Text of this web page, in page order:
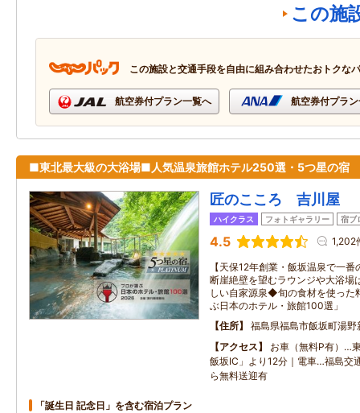
この施
この施設と交通手段を自由に組み合わせたおトクな
航空券付プラン一覧へ 航空券付プラ
■東北最大級の大浴場■人気温泉旅館ホテル250選・5つ星の宿
匠のこころ 吉川屋
ハイクラス フォトギャラリー 宿ブ
4.5 1,202
【天保12年創業・飯坂温泉で一
断崖絶壁を望むラウンジや大浴
しい自家源泉◆旬の食材を使っ
ぶ日本のホテル・旅館100選」
住所
福島県福島市飯坂町湯野
アクセス
お車（無料P有）…
飯坂IC」より12分｜電車…福島交
ら無料送迎有
「誕生日 記念日」を含む宿泊プラン